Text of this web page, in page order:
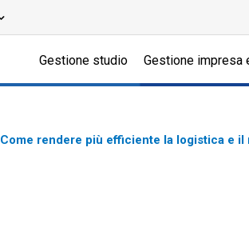
Gestione studio Gestione impresa
Come rendere più efficiente la logistica e